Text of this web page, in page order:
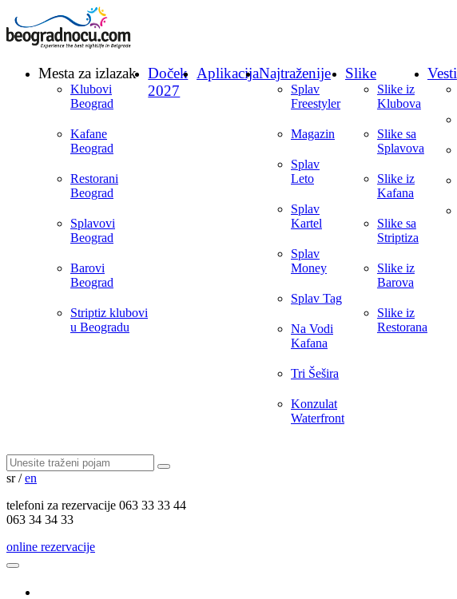
Mesta za izlazak
Klubovi
Beograd
Kafane
Beograd
Restorani
Beograd
Splavovi
Beograd
Barovi
Beograd
Striptiz klubovi
u Beogradu
Doček
2027
AplikacijaNajtraženije
Splav
Freestyler
Magazin
Splav
Leto
Splav
Kartel
Splav
Money
Splav Tag
Na Vodi
Kafana
Tri Šešira
Konzulat
Waterfront
Slike
Slike iz
Klubova
Slike sa
Splavova
Slike iz
Kafana
Slike sa
Striptiza
Slike iz
Barova
Slike iz
Restorana
Vesti
sr / en
telefoni za rezervacije 063 33 33 44
063 34 34 33
online rezervacije